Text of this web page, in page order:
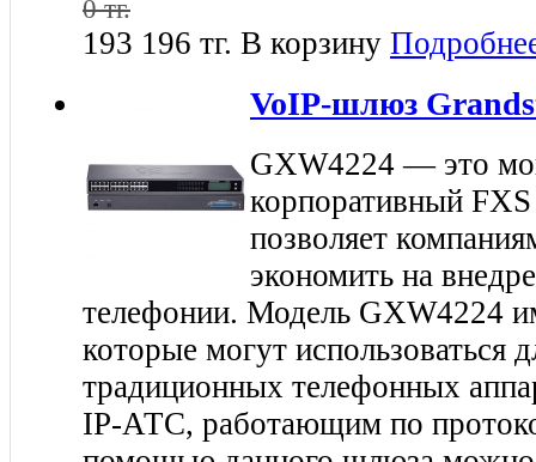
0 тг.
193 196 тг. В корзину
VoIP-шлюз
GXW4224 — это
корпоративный
позволяет
экономить на
телефонии. Модель GXW4224
которые могут использоваться
традиционных телефонных
IP-АТС, работающим по